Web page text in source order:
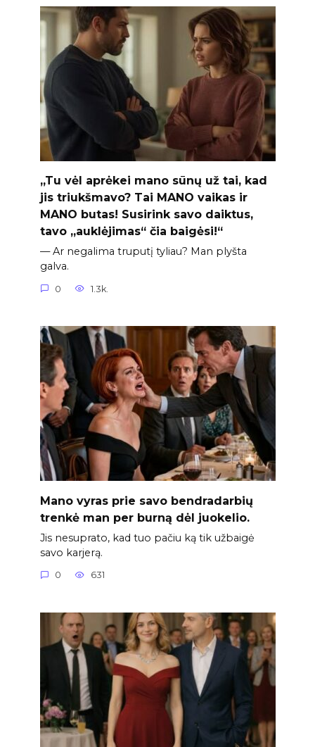
„Tu vėl aprėkei mano sūnų už tai, kad
jis triukšmavo? Tai MANO vaikas ir
MANO butas! Susirink savo daiktus,
tavo „auklėjimas“ čia baigėsi!“
— Ar negalima truputį tyliau? Man plyšta
galva.
0 1.3k.
Mano vyras prie savo bendradarbių
trenkė man per burną dėl juokelio.
Jis nesuprato, kad tuo pačiu ką tik užbaigė
savo karjerą.
0 631